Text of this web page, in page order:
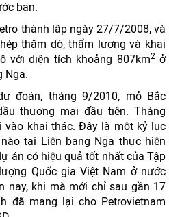
bạn.
thành lập ngày 27/7/2008, và
thăm dò, thẩm lượng và khai
với diện tích khoảng 807km2ở
Nga.
đoán, tháng 9/2010, mỏ Bắc
thương mại đầu tiên. Tháng
vào khai thác. Đây là một kỷ lục
tại Liên bang Nga thực hiện
án có hiệu quả tốt nhất của Tập
Quốc gia Việt Nam ở nước
nay, khi mà mới chỉ sau gần 17
đã mang lại cho Petrovietnam